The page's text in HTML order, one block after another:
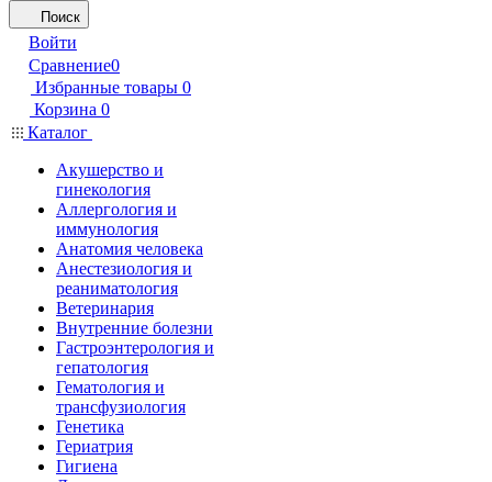
Поиск
Войти
Сравнение0
Избранные товары 0
Корзина 0
Каталог
Акушерство и
гинекология
Аллергология и
иммунология
Анатомия человека
Анестезиология и
реаниматология
Ветеринария
Внутренние болезни
Гастроэнтерология и
гепатология
Гематология и
трансфузиология
Генетика
Гериатрия
Гигиена